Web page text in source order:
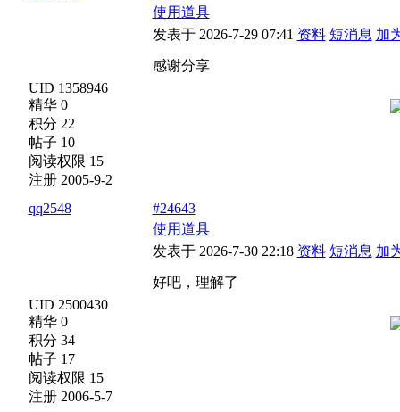
UID 1358946
精华 0
积分 22
帖子 10
阅读权限 15
注册 2005-9-2
使用道具
发表于 2026-7-29 07:41 资料 短消息 加
感谢分享
qq2548
UID 2500430
精华 0
积分 34
帖子 17
阅读权限 15
注册 2006-5-7
#24643
使用道具
发表于 2026-7-30 22:18 资料 短消息 加
好吧，理解了